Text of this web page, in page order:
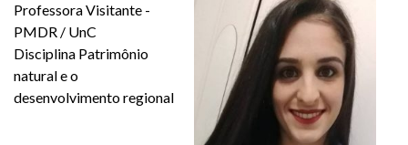
Professora Visitante -
PMDR / UnC
Disciplina Patrimônio
natural e o
desenvolvimento regional